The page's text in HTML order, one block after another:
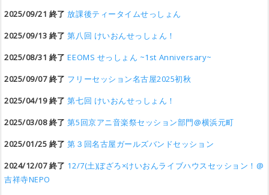
2025/09/21 終了 放課後ティータイムせっしょん
2025/09/13 終了 第八回 けいおんせっしょん！
2025/08/31 終了 EEOMS せっしょん ~1st Anniversary~
2025/09/07 終了 フリーセッション名古屋2025初秋
2025/04/19 終了 第七回 けいおんせっしょん！
2025/03/08 終了 第5回京アニ音楽祭セッション部門@横浜元町
2025/01/25 終了 第３回名古屋ガールズバンドセッション
2024/12/07 終了 12/7(土)ぼざろ×けいおんライブハウスセッション！@
吉祥寺NEPO